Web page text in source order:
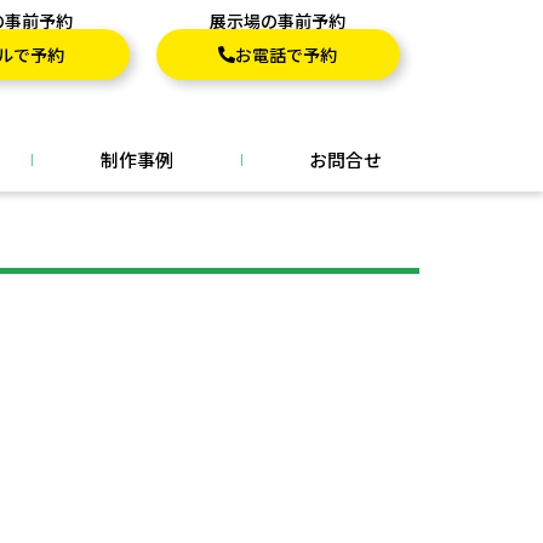
前予約
で予約
展示場の事前予約
お電話で予約
制作事例 お問合せ